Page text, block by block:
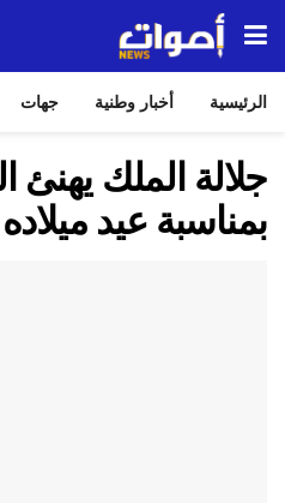
الرئيسية أخبار وطنية جهات
جلالة الملك يهنئ
بمناسبة عيد ميلاده